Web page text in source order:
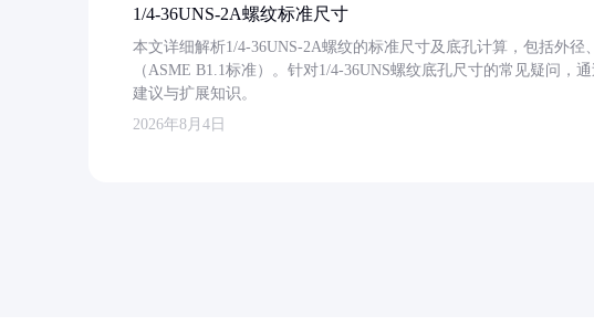
1/4-36UNS-2A螺纹标准尺寸
本文详细解析1/4-36UNS-2A螺纹的标准尺寸及底孔计算，包括外
（ASME B1.1标准）。针对1/4-36UNS螺纹底孔尺寸的常见疑问
建议与扩展知识。
2026年8月4日